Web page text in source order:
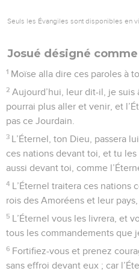
Seuls les Évangiles sont disponibles en
Josué désigné
1 Moïse alla dire ces paroles à
2 Aujourd’hui, leur dit-il, je
pourrai plus aller et venir, et
pas ce Jourdain.
3 L’Éternel, ton Dieu, passera
ces nations devant toi, et tu
aussi devant toi, comme
4 L’Éternel traitera ces nations
rois des Amoréens et leur pays,
5 L’Éternel vous les livrera, et
tous les commandements que
6 Fortifiez-vous et prenez
sans effroi devant eux ; car